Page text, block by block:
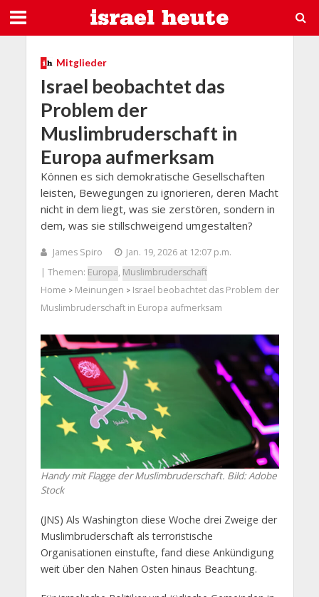
Mitglieder
Israel beobachtet das
Problem der
Muslimbruderschaft in
Europa aufmerksam
Können es sich demokratische Gesellschaften
leisten, Bewegungen zu ignorieren, deren Macht
nicht in dem liegt, was sie zerstören, sondern in
dem, was sie stillschweigend umgestalten?
James Spiro
Jan. 19, 2026 at 12:07 p.m.
| Themen: Europa, Muslimbruderschaft
Home > Meinungen > Israel beobachtet das Problem der
Muslimbruderschaft in Europa aufmerksam
Handy mit Flagge der Muslimbruderschaft. Bild: Adobe
Stock
(JNS) Als Washington diese Woche drei Zweige der
Muslimbruderschaft als terroristische
Organisationen einstufte, fand diese Ankündigung
weit über den Nahen Osten hinaus Beachtung.